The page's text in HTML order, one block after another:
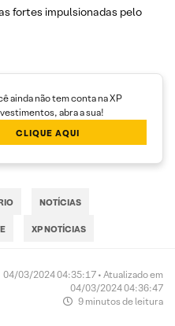
fortes impulsionadas pelo
ainda não tem conta na XP
abra a sua!
CLIQUE AQUI
NOTÍCIAS
XP NOTÍCIAS
04/03/2024 04:35:17 • Atualizado em
04/03/2024 04:36:47
9 minutos de leitura